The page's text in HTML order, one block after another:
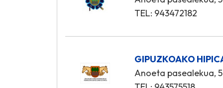
TEL: 943472182
GIPUZKOAKO
Anoeta pasealekua, 5